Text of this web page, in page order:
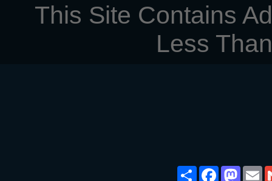
This Site Contains
Less
Share